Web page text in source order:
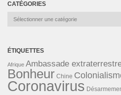
CATÉGORIES
Catégories
ÉTIQUETTES
Afrique Ambassade
Bonheur Chine
Coronavirus